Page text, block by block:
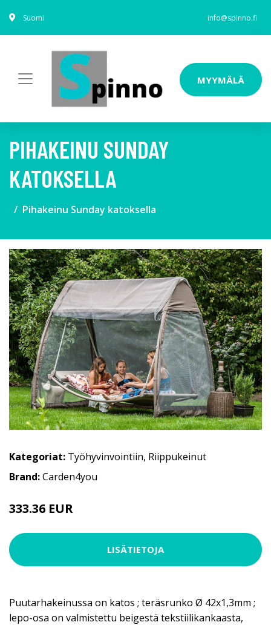
Suomi info@spinno.fi
MYYMÄLÄ
PIHAKEINU SUNDAY
KATOKSELLA
Pihakeinu Sunday katoksella
Kategoriat: Työhyvinvointiin, Riippukeinut
Brand:Carden4you
333.36 EUR
LISÄTIETOJA
Puutarhakeinussa on katos ; teräsrunko Ø 42x1,3mm ;
lepo-osa on valmistettu beigestä tekstiilikankaasta,